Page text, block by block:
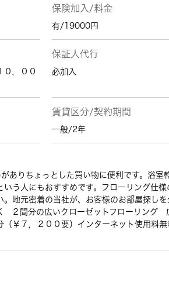
保険加入/料金
有/19000円
，００
保証人代行
必加入
賃貸区分/契約期間
一般/2年
ありちょっとした買い物に便利です。浴室
う人にもおすすめです。フローリング仕
地元密着の当社が、お客様のお部屋探しを
間分の広いクローゼットフローリング
￥７，２００要）インターネット使用料無